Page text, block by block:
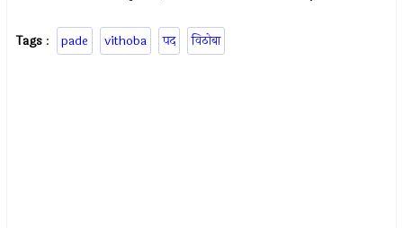
Tags : pade vithoba पद विठोबा